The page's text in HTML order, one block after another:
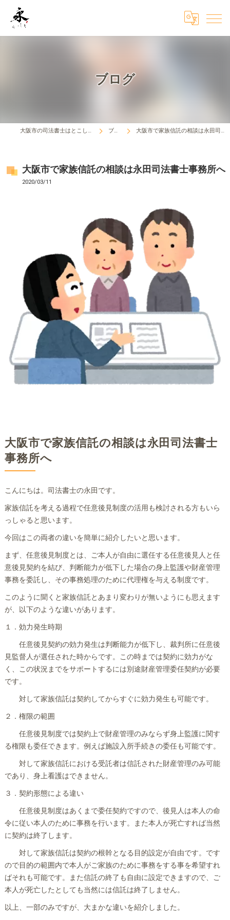
ブログ
大阪市の司法書士はとこしえ法務事務所 ブログ 大阪市で家族信託の相談は永田司法書士事務所へ
大阪市で家族信託の相談は永田司法書士事務所へ
2020/03/11
大阪市で家族信託の相談は永田司法書士
事務所へ
こんにちは。司法書士の永田です。
家族信託を考える過程で任意後見制度の活用も検討される方もいら
っしゃると思います。
今回はこの両者の違いを簡単に紹介したいと思います。
まず、任意後見制度とは、ご本人が自由に選任する任意後見人と任
意後見契約を結び、判断能力が低下した場合の身上監護や財産管理
事務を委託し、その事務処理のために代理権を与える制度です。
このように聞くと家族信託とあまり変わりが無いようにも思えます
が、以下のような違いがあります。
１．効力発生時期
任意後見契約の効力発生は判断能力が低下し、裁判所に任意後
見監督人が選任された時からです。この時までは契約に効力がな
く、この状況までをサポートするには別途財産管理委任契約が必要
です。
対して家族信託は契約してからすぐに効力発生も可能です。
２．権限の範囲
任意後見制度では契約上で財産管理のみならず身上監護に関す
る権限も委任できます。例えば施設入所手続きの委任も可能です。
対して家族信託における受託者は信託された財産管理のみ可能
であり、身上看護はできません。
３．契約形態による違い
任意後見制度はあくまで委任契約ですので、後見人は本人の命
令に従い本人のために事務を行います。また本人が死亡すれば当然
に契約は終了します。
対して家族信託は契約の根幹となる目的設定が自由です。です
ので目的の範囲内で本人がご家族のために事務をする事を希望すれ
ばそれも可能です。また信託の終了も自由に設定できますので、ご
本人が死亡したとしても当然には信託は終了しません。
以上、一部のみですが、大まかな違いを紹介しました。